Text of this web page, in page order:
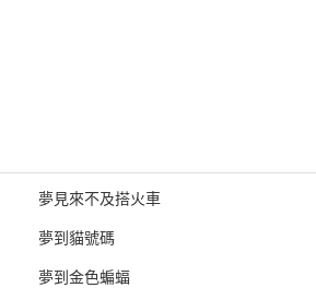
夢見來不及搭火車
夢到貓號碼
夢到金色蝙蝠